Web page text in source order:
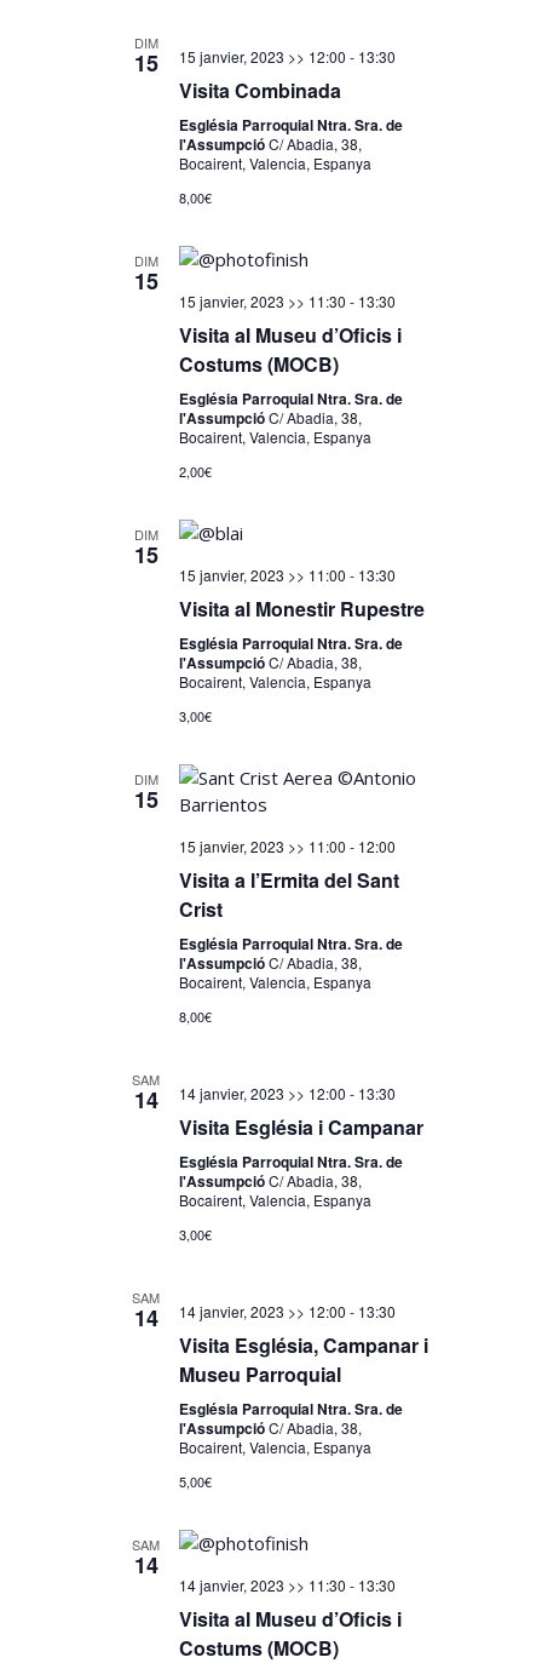
DIM
15 15 janvier, 2023 >> 12:00 - 13:30
Visita Combinada
Església Parroquial Ntra. Sra. de
l'AssumpcióC/ Abadia, 38,
Bocairent, Valencia, Espanya
8,00€
DIM
15
15 janvier, 2023 >> 11:30 - 13:30
Visita al Museu d’Oficis i
Costums (MOCB)
Església Parroquial Ntra. Sra. de
l'AssumpcióC/ Abadia, 38,
Bocairent, Valencia, Espanya
2,00€
DIM
15
15 janvier, 2023 >> 11:00 - 13:30
Visita al Monestir Rupestre
Església Parroquial Ntra. Sra. de
l'AssumpcióC/ Abadia, 38,
Bocairent, Valencia, Espanya
3,00€
DIM
15
15 janvier, 2023 >> 11:00 - 12:00
Visita a l’Ermita del Sant
Crist
Església Parroquial Ntra. Sra. de
l'AssumpcióC/ Abadia, 38,
Bocairent, Valencia, Espanya
8,00€
SAM
14 14 janvier, 2023 >> 12:00 - 13:30
Visita Església i Campanar
Església Parroquial Ntra. Sra. de
l'AssumpcióC/ Abadia, 38,
Bocairent, Valencia, Espanya
3,00€
SAM
14 14 janvier, 2023 >> 12:00 - 13:30
Visita Església, Campanar i
Museu Parroquial
Església Parroquial Ntra. Sra. de
l'AssumpcióC/ Abadia, 38,
Bocairent, Valencia, Espanya
5,00€
SAM
14
14 janvier, 2023 >> 11:30 - 13:30
Visita al Museu d’Oficis i
Costums (MOCB)